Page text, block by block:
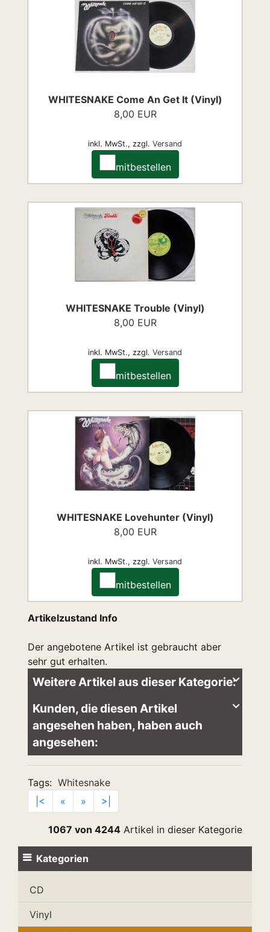
WHITESNAKE Come An Get It (Vinyl)
8,00 EUR
inkl. MwSt., zzgl. Versand
mitbestellen
WHITESNAKE Trouble (Vinyl)
8,00 EUR
inkl. MwSt., zzgl. Versand
mitbestellen
WHITESNAKE Lovehunter (Vinyl)
8,00 EUR
inkl. MwSt., zzgl. Versand
mitbestellen
Artikelzustand Info
Der angebotene Artikel ist gebraucht aber
sehr gut erhalten.
Weitere Artikel aus dieser Kategorie:
Kunden, die diesen Artikel
angesehen haben, haben auch
angesehen:
Tags: Whitesnake
|<
« » >|
1067 von 4244 Artikel in dieser Kategorie
Kategorien
CD
Vinyl